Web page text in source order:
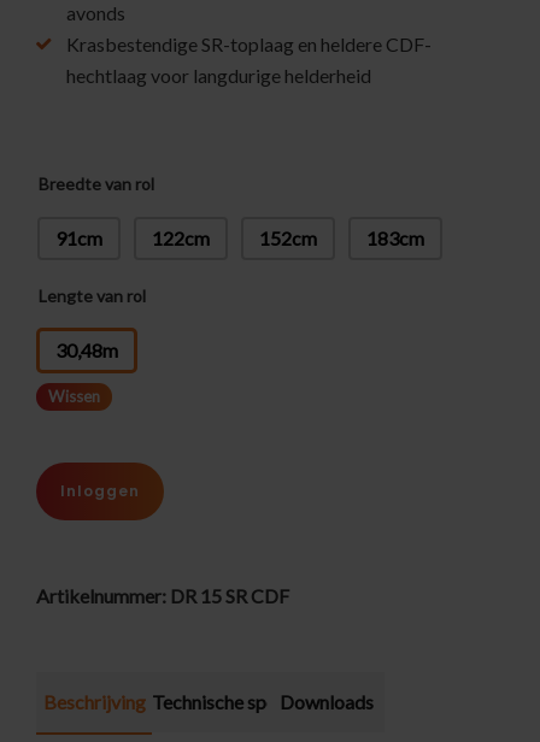
avonds
Krasbestendige SR-toplaag en heldere CDF-
hechtlaag voor langdurige helderheid
Breedte van rol
91cm 122cm 152cm 183cm
Lengte van rol
30,48m
Wissen
Inloggen
Artikelnummer: DR 15 SR CDF
Beschrijving Technische specificatie
Downloads